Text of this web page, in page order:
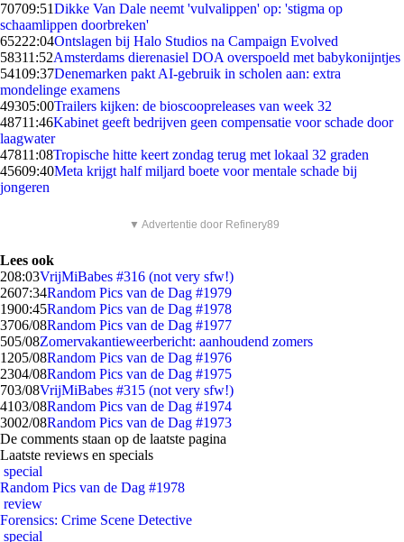
70709:51Dikke Van Dale neemt 'vulvalippen' op: 'stigma op
schaamlippen doorbreken'
65222:04Ontslagen bij Halo Studios na Campaign Evolved
58311:52Amsterdams dierenasiel DOA overspoeld met babykonijntjes
54109:37Denemarken pakt AI-gebruik in scholen aan: extra
mondelinge examens
49305:00Trailers kijken: de bioscoopreleases van week 32
48711:46Kabinet geeft bedrijven geen compensatie voor schade door
laagwater
47811:08Tropische hitte keert zondag terug met lokaal 32 graden
45609:40Meta krijgt half miljard boete voor mentale schade bij
jongeren
▼ Advertentie door Refinery89
Lees ook
208:03VrijMiBabes #316 (not very sfw!)
2607:34Random Pics van de Dag #1979
1900:45Random Pics van de Dag #1978
3706/08Random Pics van de Dag #1977
505/08Zomervakantieweerbericht: aanhoudend zomers
1205/08Random Pics van de Dag #1976
2304/08Random Pics van de Dag #1975
703/08VrijMiBabes #315 (not very sfw!)
4103/08Random Pics van de Dag #1974
3002/08Random Pics van de Dag #1973
De comments staan op de laatste pagina
Laatste reviews en specials
special
Random Pics van de Dag #1978
review
Forensics: Crime Scene Detective
special